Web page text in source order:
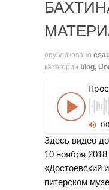
опубликовано
категории blog,
00
Здесь видео
10 ноября
«Достоевский
питерском